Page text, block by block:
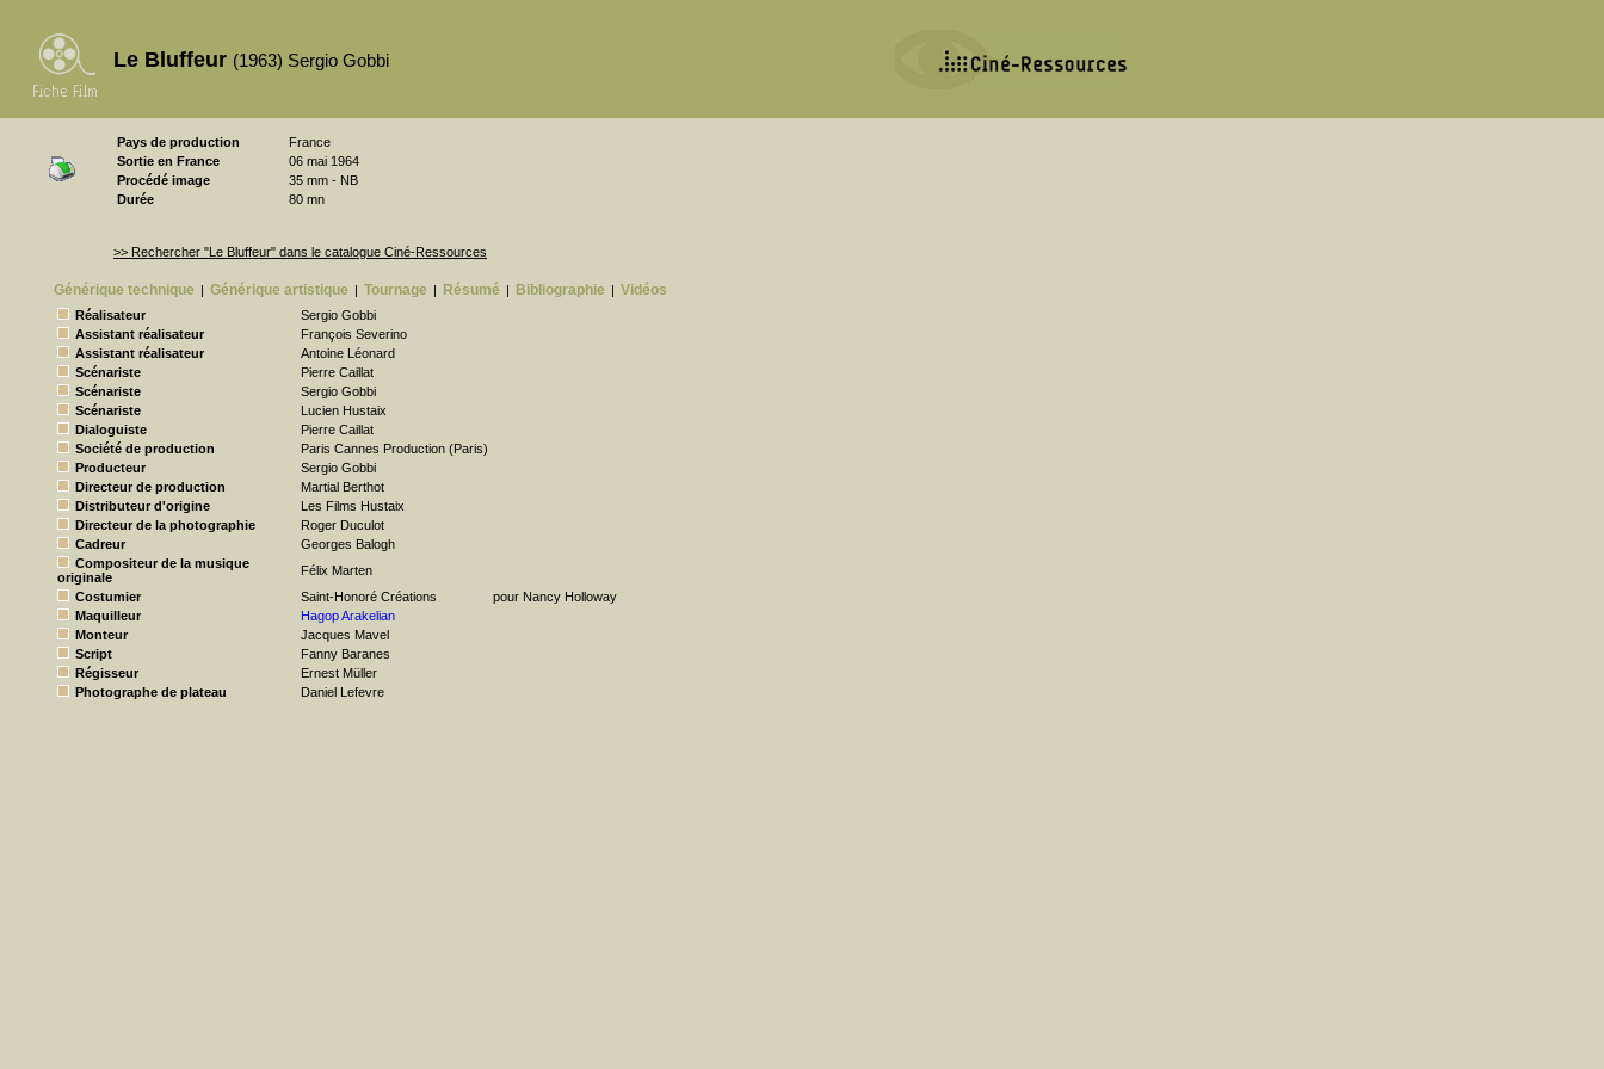
Le Bluffeur (1963) Sergio Gobbi
Pays de production
France
Sortie en France
06 mai 1964
Procédé image
35 mm - NB
Durée
80 mn
>> Rechercher "Le Bluffeur" dans le catalogue Ciné-Ressources
Générique technique | Générique artistique | Tournage | Résumé | Bibliographie | Vidéos
Réalisateur
Sergio Gobbi
Assistant réalisateur
François Severino
Assistant réalisateur
Antoine Léonard
Scénariste
Pierre Caillat
Scénariste
Sergio Gobbi
Scénariste
Lucien Hustaix
Dialoguiste
Pierre Caillat
Société de production
Paris Cannes Production (Paris)
Producteur
Sergio Gobbi
Directeur de production
Martial Berthot
Distributeur d'origine
Les Films Hustaix
Directeur de la photographie
Roger Duculot
Cadreur
Georges Balogh
Compositeur de la musique
originale
Félix Marten
Costumier
Saint-Honoré Créations
pour Nancy Holloway
Maquilleur
Hagop Arakelian
Monteur
Jacques Mavel
Script
Fanny Baranes
Régisseur
Ernest Müller
Photographe de plateau
Daniel Lefevre